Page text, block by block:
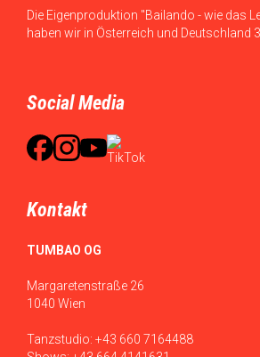
Die Eigenproduktion "Bailando - wie das
haben wir in Österreich und Deutschland
Social Media
Kontakt
TUMBAO OG
Margaretenstraße 26
1040 Wien
Tanzstudio: +43 660 7164488